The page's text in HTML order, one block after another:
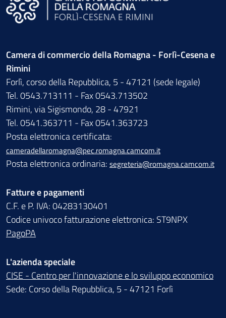
Camera di commercio della Romagna - Forlì-Cesena e
Rimini
Forlì, corso della Repubblica, 5 - 47121 (sede legale)
Tel. 0543.713111 - Fax 0543.713502
Rimini, via Sigismondo, 28 - 47921
Tel. 0541.363711 - Fax 0541.363723
Posta elettronica certificata:
cameradellaromagna@pec.romagna.camcom.it
Posta elettronica ordinaria: segreteria@romagna.camcom.it
Fatture e pagamenti
C.F. e P. IVA: 04283130401
Codice univoco fatturazione elettronica: ST9NPX
PagoPA
L'azienda speciale
CISE - Centro per l'innovazione e lo sviluppo economico
Sede: Corso della Repubblica, 5 - 47121 Forlì